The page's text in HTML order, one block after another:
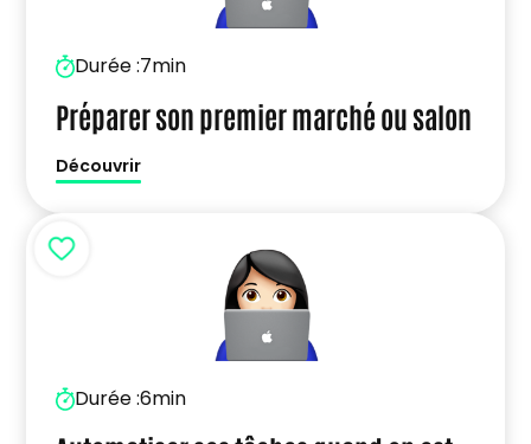
Durée :7min
Préparer son premier marché ou salon
Découvrir
Durée :6min